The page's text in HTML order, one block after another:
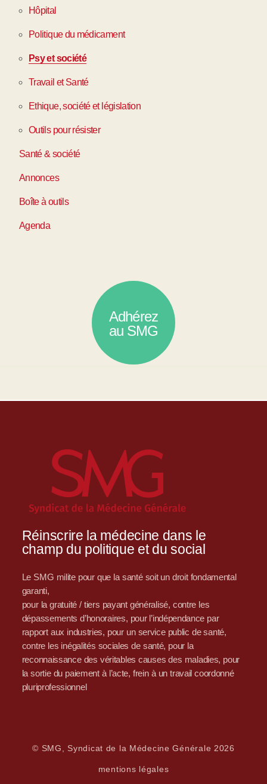
Hôpital
Politique du médicament
Psy et société
Travail et Santé
Ethique, société et législation
Outils pour résister
Santé & société
Annonces
Boîte à outils
Agenda
Adhérez
au SMG
Réinscrire la médecine dans le
champ du politique et du social
Le SMG milite pour que la santé soit un droit fondamental
garanti,
pour la gratuité / tiers payant généralisé, contre les
dépassements d’honoraires, pour l’indépendance par
rapport aux industries, pour un service public de santé,
contre les inégalités sociales de santé, pour la
reconnaissance des véritables causes des maladies, pour
la sortie du paiement à l’acte, frein à un travail coordonné
pluriprofessionnel
© SMG, Syndicat de la Médecine Générale 2026
mentions légales